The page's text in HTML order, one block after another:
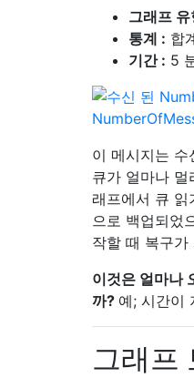
그래프 유
통계 : 합
기간 : 5
이 메시지는
큐가 얼마나
래프에서 큐
으로 백업되었
작할 때 복구가
이것은 얼마나
까? 예; 시간이
그래프